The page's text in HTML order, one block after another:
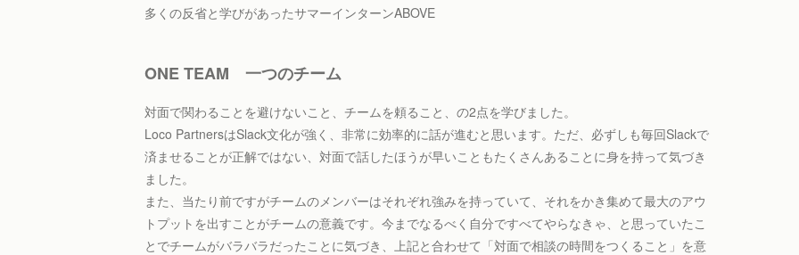
多くの反省と学びがあったサマーインターンABOVE
ONE TEAM 一つのチーム
対面で関わることを避けないこと、チームを頼ること、の2点を学びました。
Loco PartnersはSlack文化が強く、非常に効率的に話が進むと思います。ただ、必ずしも毎回Slackで
済ませることが正解ではない、対面で話したほうが早いこともたくさんあることに身を持って気づき
ました。
また、当たり前ですがチームのメンバーはそれぞれ強みを持っていて、それをかき集めて最大のアウ
トプットを出すことがチームの意義です。今までなるべく自分ですべてやらなきゃ、と思っていたこ
とでチームがバラバラだったことに気づき、上記と合わせて「対面で相談の時間をつくること」を意